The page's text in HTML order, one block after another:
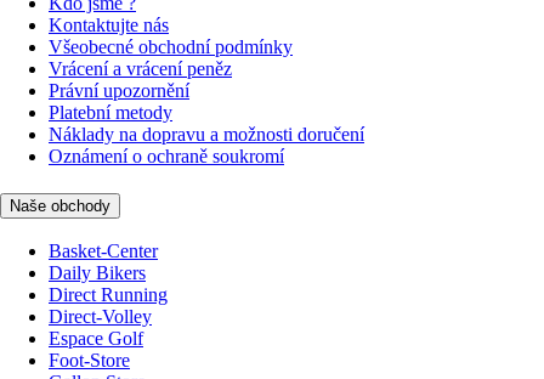
Kontaktujte nás
Všeobecné obchodní podmínky
Vrácení a vrácení peněz
Právní upozornění
Platební metody
Náklady na dopravu a možnosti doručení
Oznámení o ochraně soukromí
Naše obchody
Basket-Center
Daily Bikers
Direct Running
Direct-Volley
Espace Golf
Foot-Store